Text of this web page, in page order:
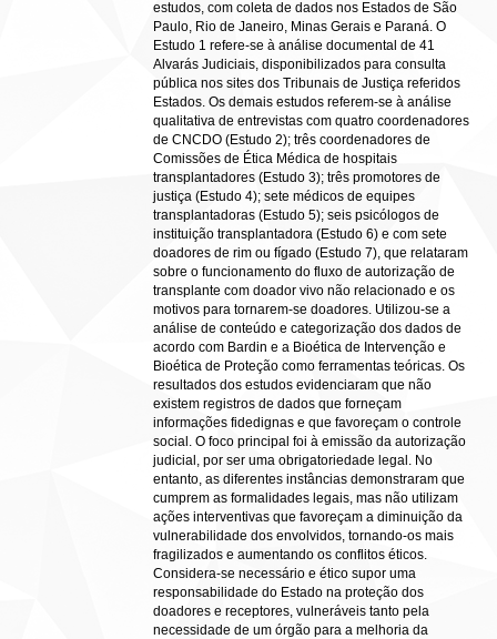
estudos, com coleta de dados nos Estados de São
Paulo, Rio de Janeiro, Minas Gerais e Paraná. O
Estudo 1 refere-se à análise documental de 41
Alvarás Judiciais, disponibilizados para consulta
pública nos sites dos Tribunais de Justiça referidos
Estados. Os demais estudos referem-se à análise
qualitativa de entrevistas com quatro coordenadores
de CNCDO (Estudo 2); três coordenadores de
Comissões de Ética Médica de hospitais
transplantadores (Estudo 3); três promotores de
justiça (Estudo 4); sete médicos de equipes
transplantadoras (Estudo 5); seis psicólogos de
instituição transplantadora (Estudo 6) e com sete
doadores de rim ou fígado (Estudo 7), que relataram
sobre o funcionamento do fluxo de autorização de
transplante com doador vivo não relacionado e os
motivos para tornarem-se doadores. Utilizou-se a
análise de conteúdo e categorização dos dados de
acordo com Bardin e a Bioética de Intervenção e
Bioética de Proteção como ferramentas teóricas. Os
resultados dos estudos evidenciaram que não
existem registros de dados que forneçam
informações fidedignas e que favoreçam o controle
social. O foco principal foi à emissão da autorização
judicial, por ser uma obrigatoriedade legal. No
entanto, as diferentes instâncias demonstraram que
cumprem as formalidades legais, mas não utilizam
ações interventivas que favoreçam a diminuição da
vulnerabilidade dos envolvidos, tornando-os mais
fragilizados e aumentando os conflitos éticos.
Considera-se necessário e ético supor uma
responsabilidade do Estado na proteção dos
doadores e receptores, vulneráveis tanto pela
necessidade de um órgão para a melhoria da